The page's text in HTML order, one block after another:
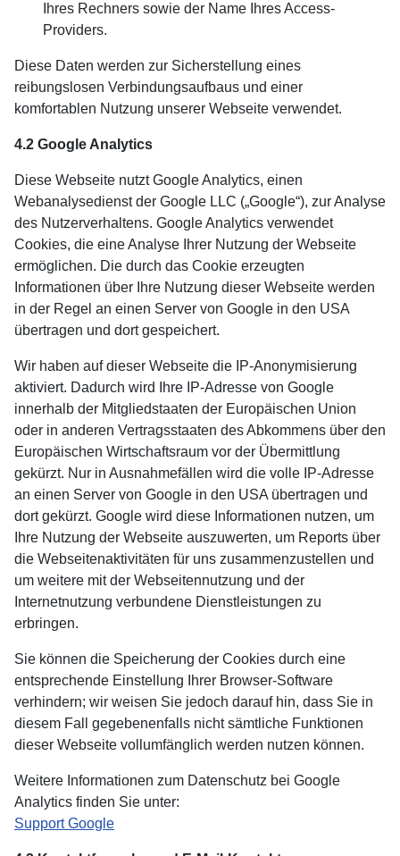
Ihres Rechners sowie der Name Ihres Access-
Providers.
Diese Daten werden zur Sicherstellung eines
reibungslosen Verbindungsaufbaus und einer
komfortablen Nutzung unserer Webseite verwendet.
4.2 Google Analytics
Diese Webseite nutzt Google Analytics, einen
Webanalysedienst der Google LLC („Google“), zur Analyse
des Nutzerverhaltens. Google Analytics verwendet
Cookies, die eine Analyse Ihrer Nutzung der Webseite
ermöglichen. Die durch das Cookie erzeugten
Informationen über Ihre Nutzung dieser Webseite werden
in der Regel an einen Server von Google in den USA
übertragen und dort gespeichert.
Wir haben auf dieser Webseite die IP-Anonymisierung
aktiviert. Dadurch wird Ihre IP-Adresse von Google
innerhalb der Mitgliedstaaten der Europäischen Union
oder in anderen Vertragsstaaten des Abkommens über den
Europäischen Wirtschaftsraum vor der Übermittlung
gekürzt. Nur in Ausnahmefällen wird die volle IP-Adresse
an einen Server von Google in den USA übertragen und
dort gekürzt. Google wird diese Informationen nutzen, um
Ihre Nutzung der Webseite auszuwerten, um Reports über
die Webseitenaktivitäten für uns zusammenzustellen und
um weitere mit der Webseitennutzung und der
Internetnutzung verbundene Dienstleistungen zu
erbringen.
Sie können die Speicherung der Cookies durch eine
entsprechende Einstellung Ihrer Browser-Software
verhindern; wir weisen Sie jedoch darauf hin, dass Sie in
diesem Fall gegebenenfalls nicht sämtliche Funktionen
dieser Webseite vollumfänglich werden nutzen können.
Weitere Informationen zum Datenschutz bei Google
Analytics finden Sie unter:
Support Google